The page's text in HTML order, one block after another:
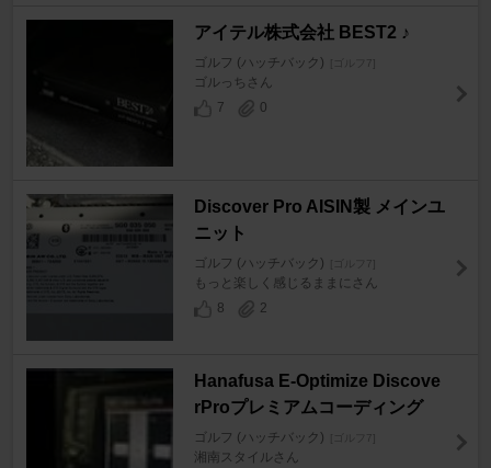
アイテル株式会社 BEST2 ♪
ゴルフ (ハッチバック) [ゴルフ7]
ゴルっちさん
7
0
Discover Pro AISIN製 メインユ
ニット
ゴルフ (ハッチバック) [ゴルフ7]
もっと楽しく感じるままにさん
8
2
Hanafusa E-Optimize Discove
rProプレミアムコーディング
ゴルフ (ハッチバック) [ゴルフ7]
湘南スタイルさん